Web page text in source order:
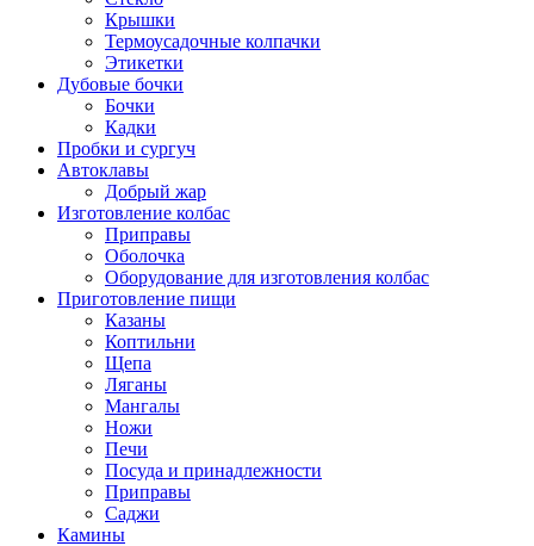
Крышки
Термоусадочные колпачки
Этикетки
Дубовые бочки
Бочки
Кадки
Пробки и сургуч
Автоклавы
Добрый жар
Изготовление колбас
Приправы
Оболочка
Оборудование для изготовления колбас
Приготовление пищи
Казаны
Коптильни
Щепа
Ляганы
Мангалы
Ножи
Печи
Посуда и принадлежности
Приправы
Саджи
Камины